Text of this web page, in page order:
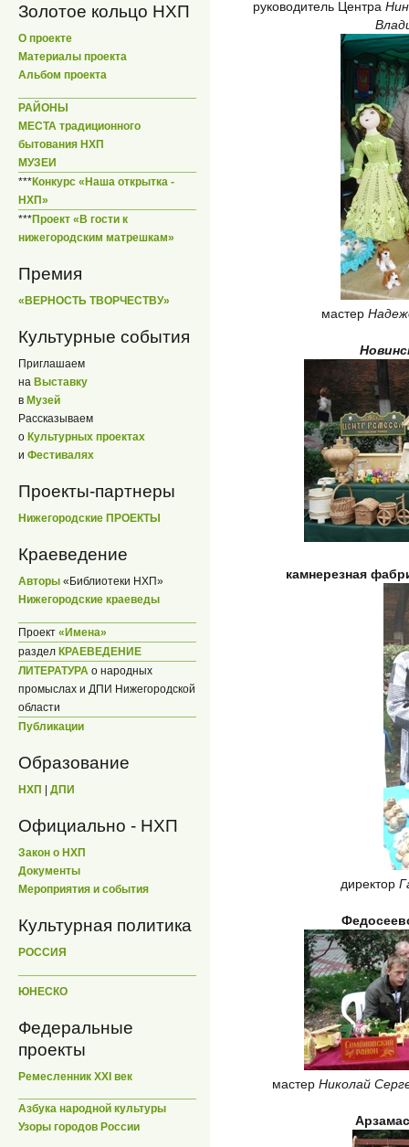
Золотое кольцо НХП
О проекте
Материалы проекта
Альбом проекта
РАЙОНЫ
МЕСТА традиционного
бытования НХП
МУЗЕИ
***Конкурс «Наша открытка -
НХП»
***Проект «В гости к
нижегородским матрешкам»
Премия
«ВЕРНОСТЬ ТВОРЧЕСТВУ»
Культурные события
Приглашаем
на Выставку
в Музей
Рассказываем
о Культурных проектах
и Фестивалях
Проекты-партнеры
Нижегородские ПРОЕКТЫ
Краеведение
Авторы «Библиотеки НХП»
Нижегородские краеведы
Проект «Имена»
раздел КРАЕВЕДЕНИЕ
ЛИТЕРАТУРА о народных
промыслах и ДПИ Нижегородской
области
Публикации
Образование
НХП ДПИ
Официально - НХП
Закон о НХП
Документы
Мероприятия и события
Культурная политика
РОССИЯ
ЮНЕСКО
Федеральные
проекты
Ремесленник XXI век
Азбука народной культуры
Узоры городов России
руководитель Центра
мастер
камнерезная
директор
мастер Николай